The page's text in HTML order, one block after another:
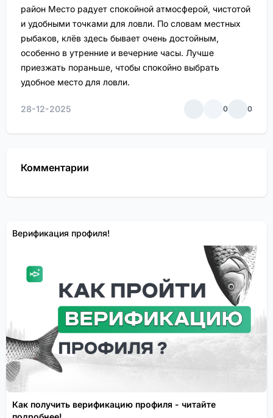
район Место радует спокойной атмосферой, чистотой
и удобными точками для ловли. По словам местных
рыбаков, клёв здесь бывает очень достойным,
особенно в утренние и вечерние часы. Лучше
приезжать пораньше, чтобы спокойно выбрать
удобное место для ловли.
28-12-2025 0 0
Комментарии
Верификация профиля!
Как получить верификацию профиля - читайте